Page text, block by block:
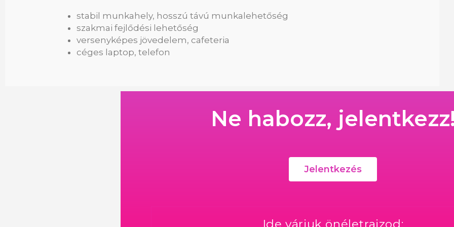
stabil munkahely, hosszú távú munkalehetőség
szakmai fejlődési lehetőség
versenyképes jövedelem, cafeteria
céges laptop, telefon
Ne habozz,
Jelentkezés
Ide várjuk önéletrajzod: